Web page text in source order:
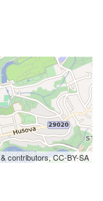
& contributors, CC-BY-SA